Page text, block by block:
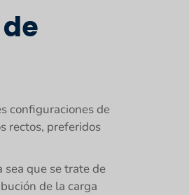
configuraciones de
rectos, preferidos
que se trate de
de la carga